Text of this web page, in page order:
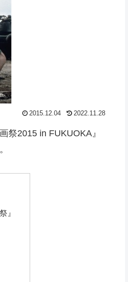
2015.12.04 2022.11.28
祭2015 in FUKUOKA』
』